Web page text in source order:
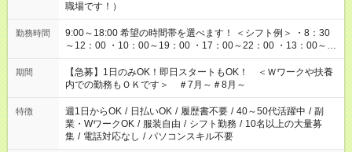
職場です！）
勤務時間
9:00～18:00 希望の時間帯を選べます！ ＜シフト例＞ ・8：30
～12：00 ・10：00～19：00 ・17：00～22：00 ・13：00～
22：00 ・22：00～翌6：00 など
期間
【急募】1日のみOK！即日スタートもOK！ ＜Ｗワークや扶養
内での勤務もＯＫです＞ ＃7月～＃8月～
特徴 週1日からOK / 日払いOK / 履歴書不要 / 40～50代活躍中 / 副
業・WワークOK / 服装自由 / シフト勤務 / 10名以上の大量募
集 / 電話対応なし / パソコンスキル不要